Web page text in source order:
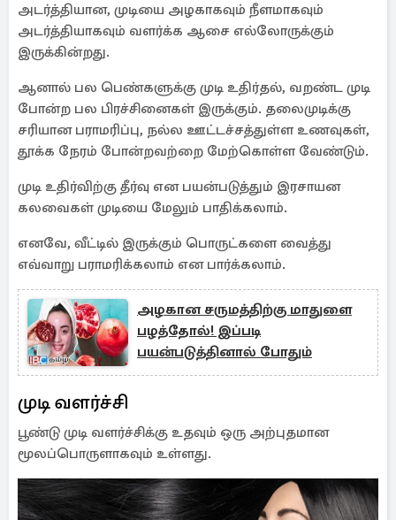
அடர்த்தியான, முடியை அழகாகவும் நீளமாகவும்
அடர்த்தியாகவும் வளர்க்க ஆசை எல்லோருக்கும்
இருக்கின்றது.
ஆனால் பல பெண்களுக்கு முடி உதிர்தல், வறண்ட முடி
போன்ற பல பிரச்சினைகள் இருக்கும். தலைமுடிக்கு
சரியான பராமரிப்பு, நல்ல ஊட்டச்சத்துள்ள உணவுகள்,
தூக்க நேரம் போன்றவற்றை மேற்கொள்ள வேண்டும்.
முடி உதிர்விற்கு தீர்வு என பயன்படுத்தும் இரசாயன
கலவைகள் முடியை மேலும் பாதிக்கலாம்.
எனவே, வீட்டில் இருக்கும் பொருட்களை வைத்து
எவ்வாறு பராமரிக்கலாம் என பார்க்கலாம்.
அழகான சருமத்திற்கு மாதுளை
பழத்தோல்! இப்படி
பயன்படுத்தினால் போதும்
முடி வளர்ச்சி
பூண்டு முடி வளர்ச்சிக்கு உதவும் ஒரு அற்புதமான
மூலப்பொருளாகவும் உள்ளது.